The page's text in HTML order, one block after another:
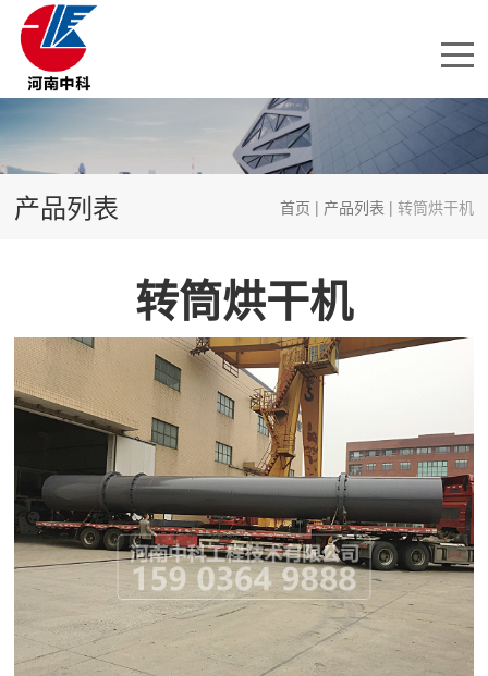
产品列表 首页 | 产品列表 | 转筒烘干机
转筒烘干机